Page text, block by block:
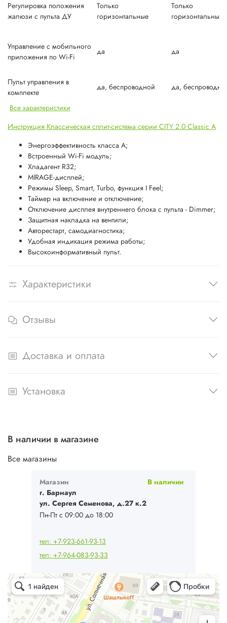
Регулировка положения
жалюзи с пульта ДУ
Только
горизонтальные
Только
горизонтальные
Управление c мобильного
приложения по Wi-Fi
да да
Пульт управления в
комплекте
да, беспроводной да,
Все характеристики
Инструкция Классическая сплит-система серии CITY 2.0 Classic A
Энергоэффективность класса А;
Встроенный Wi-Fi модуль;
Хладагент R32;
MIRAGE-дисплей;
Режимы Sleep, Smart, Turbo, функция I Feel;
Таймер на включение и отключение;
Отключение дисплея внутреннего блока с пульта - Dimmer;
Защитная накладка на вентили;
Авторестарт, самодиагностика;
Удобная индикация режима работы;
Высокоинформативный пульт.
Характеристики
Отзывы
Доставка и оплата
Установка
В наличии в магазине
Все магазины
Магазин
В наличии
г. Барнаул
ул. Сергея Семенова, д.27 к.2
Пн-Пт с 09:00 до 18:00
тел: +7-923-661-93-13
тел: +7-964-083-93-33
Ваш Климат
Кондиционеры в Барнауле
Системы вентиляции в Барнауле